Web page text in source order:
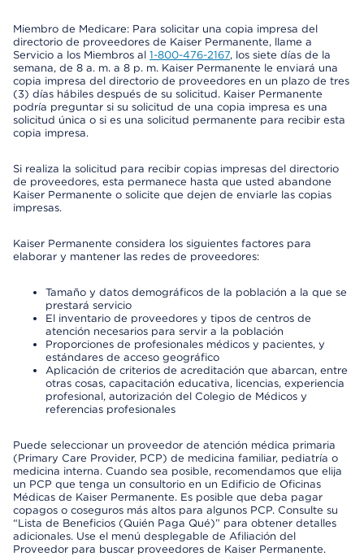
Miembro de Medicare: Para solicitar una copia impresa del
directorio de proveedores de Kaiser Permanente, llame a
Servicio a los Miembros al 1-800-476-2167, los siete días de la
semana, de 8 a. m. a 8 p. m. Kaiser Permanente le enviará una
copia impresa del directorio de proveedores en un plazo de tres
(3) días hábiles después de su solicitud. Kaiser Permanente
podría preguntar si su solicitud de una copia impresa es una
solicitud única o si es una solicitud permanente para recibir esta
copia impresa.
Si realiza la solicitud para recibir copias impresas del directorio
de proveedores, esta permanece hasta que usted abandone
Kaiser Permanente o solicite que dejen de enviarle las copias
impresas.
Kaiser Permanente considera los siguientes factores para
elaborar y mantener las redes de proveedores:
Tamaño y datos demográficos de la población a la que se
prestará servicio
El inventario de proveedores y tipos de centros de
atención necesarios para servir a la población
Proporciones de profesionales médicos y pacientes, y
estándares de acceso geográfico
Aplicación de criterios de acreditación que abarcan, entre
otras cosas, capacitación educativa, licencias, experiencia
profesional, autorización del Colegio de Médicos y
referencias profesionales
Puede seleccionar un proveedor de atención médica primaria
(Primary Care Provider, PCP) de medicina familiar, pediatría o
medicina interna. Cuando sea posible, recomendamos que elija
un PCP que tenga un consultorio en un Edificio de Oficinas
Médicas de Kaiser Permanente. Es posible que deba pagar
copagos o coseguros más altos para algunos PCP. Consulte su
“Lista de Beneficios (Quién Paga Qué)” para obtener detalles
adicionales. Use el menú desplegable de Afiliación del
Proveedor para buscar proveedores de Kaiser Permanente.